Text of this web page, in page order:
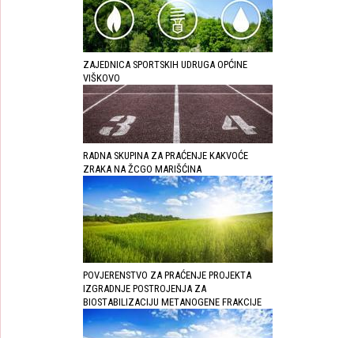
ZAJEDNICA SPORTSKIH UDRUGA OPĆINE
VIŠKOVO
RADNA SKUPINA ZA PRAĆENJE KAKVOĆE
ZRAKA NA ŽCGO MARIŠĆINA
POVJERENSTVO ZA PRAĆENJE PROJEKTA
IZGRADNJE POSTROJENJA ZA
BIOSTABILIZACIJU METANOGENE FRAKCIJE